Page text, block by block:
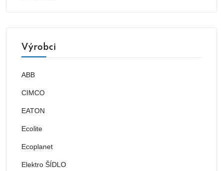
Výrobci
ABB
CIMCO
EATON
Ecolite
Ecoplanet
Elektro ŠÍDLO